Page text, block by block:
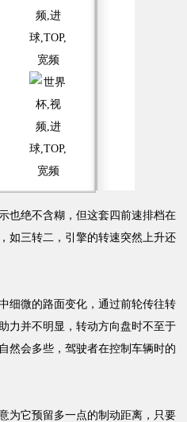
绝不含糊，但这套四前速排档在
如三转二，引擎的转速突然上升还
细微的路面变化，通过前轮传往转
力并不明显，转动方向盘时不至于
然会多些，驾驶者在控制车辆时的
它预留多一点的制动距离，只要